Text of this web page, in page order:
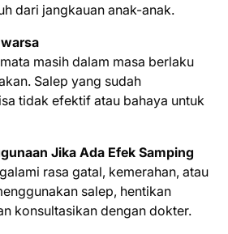
dari jangkauan anak-anak.
masih dalam masa berlaku
Salep yang sudah
tidak efektif atau bahaya untuk
Jika Ada Efek Samping
rasa gatal, kemerahan, atau
salep, hentikan
konsultasikan dengan dokter.